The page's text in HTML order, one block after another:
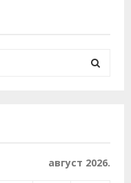
август 2026.